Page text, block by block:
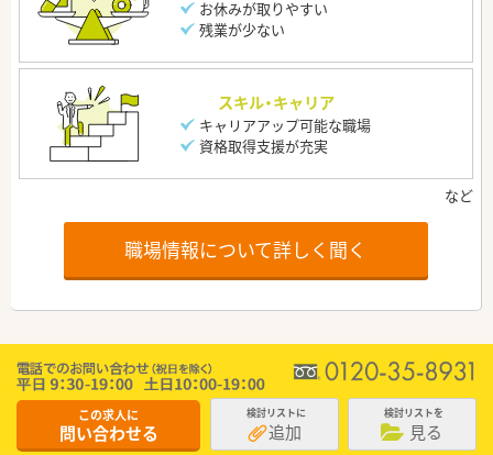
お休みが取りやすい
残業が少ない
スキル・キャリア
キャリアアップ可能な職場
資格取得支援が充実
職場情報について詳しく聞く
この求人に
問い合わせる
検討リストに
追加
検討リストを
見る